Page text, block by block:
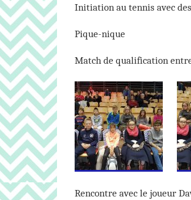
Initiation au tennis avec
Pique-nique
Match de qualification
Rencontre avec le joueur